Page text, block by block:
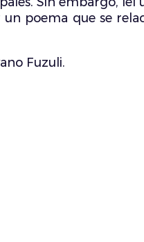
poema que se
Fuzuli.